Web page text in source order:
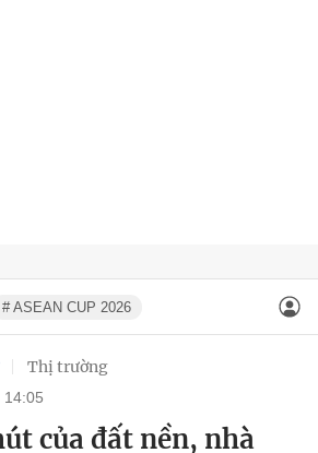
# ASEAN CUP 2026
Thị trường
14:05
của đất nền, nhà